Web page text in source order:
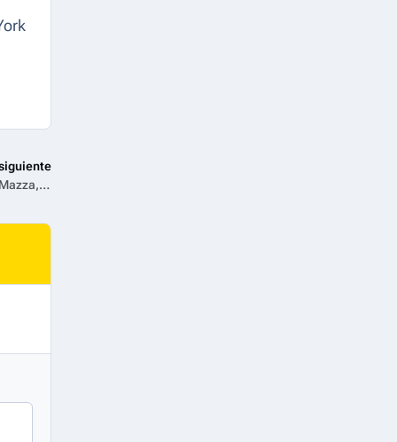
La supermodelo argentina hace balance de su vida en ‘Valeria Mazza, un sueño dorado’, los domingos en ¡HOLA! TV